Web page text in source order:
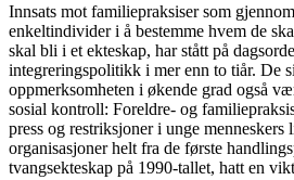
Innsats mot familiepraksiser som
enkeltindivider i å bestemme hvem de
skal bli i et ekteskap, har stått på
integreringspolitikk i mer enn to tiår. De
oppmerksomheten i økende grad også
sosial kontroll: Foreldre- og
press og restriksjoner i unge
organisasjoner helt fra de første
tvangsekteskap på 1990-tallet, hatt en